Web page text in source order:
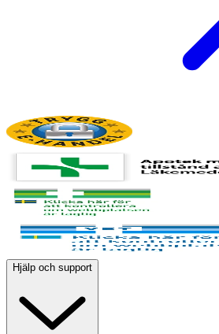
Hjälp och support